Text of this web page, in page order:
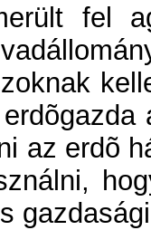
fel
az erdõ